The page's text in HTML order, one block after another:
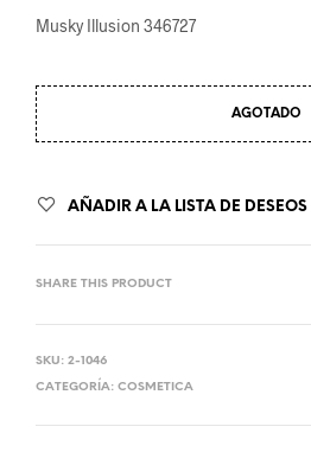
Musky Illusion 346727
AGOTADO
AÑADIR A LA LISTA DE DESEOS
SHARE THIS PRODUCT
SKU: 2-1046
CATEGORÍA: COSMETICA